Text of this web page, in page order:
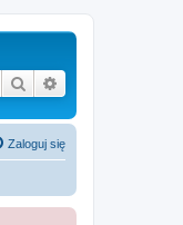
Szukaj
Zaloguj się